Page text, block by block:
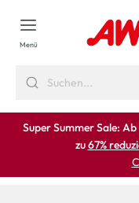
springen
Menü
Super Summer Sale:
zu67%